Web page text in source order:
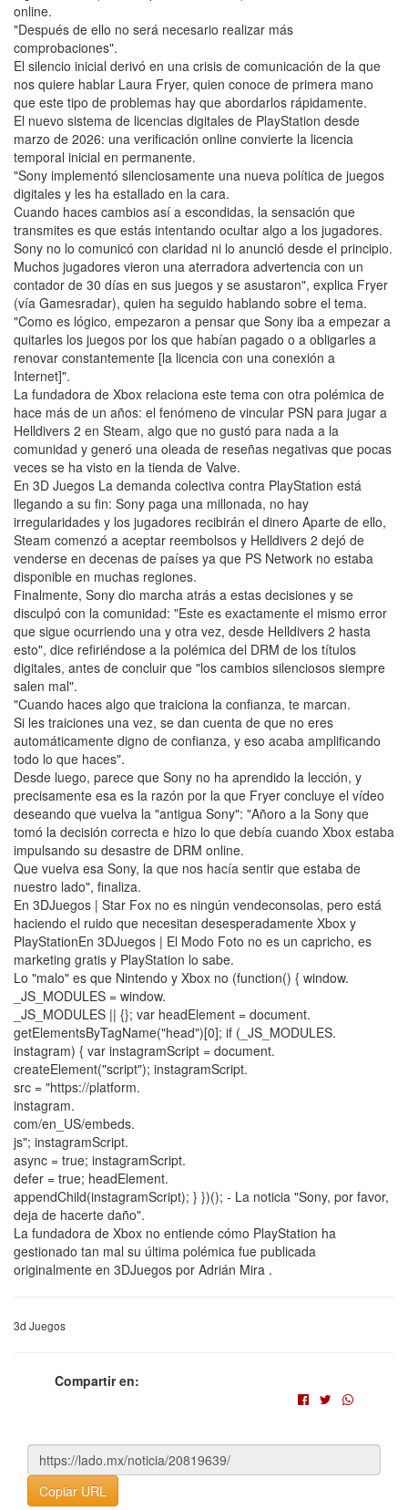
online.
"Después de ello no será necesario realizar más
comprobaciones".
El silencio inicial derivó en una crisis de comunicación de la que
nos quiere hablar Laura Fryer, quien conoce de primera mano
que este tipo de problemas hay que abordarlos rápidamente.
El nuevo sistema de licencias digitales de PlayStation desde
marzo de 2026: una verificación online convierte la licencia
temporal inicial en permanente.
"Sony implementó silenciosamente una nueva política de juegos
digitales y les ha estallado en la cara.
Cuando haces cambios así a escondidas, la sensación que
transmites es que estás intentando ocultar algo a los jugadores.
Sony no lo comunicó con claridad ni lo anunció desde el principio.
Muchos jugadores vieron una aterradora advertencia con un
contador de 30 días en sus juegos y se asustaron", explica Fryer
(vía Gamesradar), quien ha seguido hablando sobre el tema.
"Como es lógico, empezaron a pensar que Sony iba a empezar a
quitarles los juegos por los que habían pagado o a obligarles a
renovar constantemente [la licencia con una conexión a
Internet]".
La fundadora de Xbox relaciona este tema con otra polémica de
hace más de un años: el fenómeno de vincular PSN para jugar a
Helldivers 2 en Steam, algo que no gustó para nada a la
comunidad y generó una oleada de reseñas negativas que pocas
veces se ha visto en la tienda de Valve.
En 3D Juegos La demanda colectiva contra PlayStation está
llegando a su fin: Sony paga una millonada, no hay
irregularidades y los jugadores recibirán el dinero Aparte de ello,
Steam comenzó a aceptar reembolsos y Helldivers 2 dejó de
venderse en decenas de países ya que PS Network no estaba
disponible en muchas regiones.
Finalmente, Sony dio marcha atrás a estas decisiones y se
disculpó con la comunidad: "Este es exactamente el mismo error
que sigue ocurriendo una y otra vez, desde Helldivers 2 hasta
esto", dice refiriéndose a la polémica del DRM de los títulos
digitales, antes de concluir que "los cambios silenciosos siempre
salen mal".
"Cuando haces algo que traiciona la confianza, te marcan.
Si les traiciones una vez, se dan cuenta de que no eres
automáticamente digno de confianza, y eso acaba amplificando
todo lo que haces".
Desde luego, parece que Sony no ha aprendido la lección, y
precisamente esa es la razón por la que Fryer concluye el vídeo
deseando que vuelva la "antigua Sony": "Añoro a la Sony que
tomó la decisión correcta e hizo lo que debía cuando Xbox estaba
impulsando su desastre de DRM online.
Que vuelva esa Sony, la que nos hacía sentir que estaba de
nuestro lado", finaliza.
En 3DJuegos | Star Fox no es ningún vendeconsolas, pero está
haciendo el ruido que necesitan desesperadamente Xbox y
PlayStationEn 3DJuegos | El Modo Foto no es un capricho, es
marketing gratis y PlayStation lo sabe.
Lo "malo" es que Nintendo y Xbox no (function() { window.
_JS_MODULES = window.
_JS_MODULES || {}; var headElement = document.
getElementsByTagName("head")[0]; if (_JS_MODULES.
instagram) { var instagramScript = document.
createElement("script"); instagramScript.
src = "https://platform.
instagram.
com/en_US/embeds.
js"; instagramScript.
async = true; instagramScript.
defer = true; headElement.
appendChild(instagramScript); } })(); - La noticia "Sony, por favor,
deja de hacerte daño".
La fundadora de Xbox no entiende cómo PlayStation ha
gestionado tan mal su última polémica fue publicada
originalmente en 3DJuegos por Adrián Mira .
3d Juegos
Compartir en:
Copiar URL